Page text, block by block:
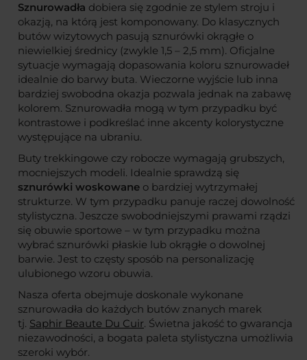
Sznurowadła dobiera się zgodnie ze stylem stroju i
okazją, na którą jest komponowany. Do klasycznych
butów wizytowych pasują sznurówki okrągłe o
niewielkiej średnicy (zwykle 1,5 – 2,5 mm). Oficjalne
sytuacje wymagają dopasowania koloru sznurowadeł
idealnie do barwy buta. Wieczorne wyjście lub inna
bardziej swobodna okazja pozwala jednak na zabawę
kolorem. Sznurowadła mogą w tym przypadku być
kontrastowe i podkreślać inne akcenty kolorystyczne
występujące na ubraniu.
Buty trekkingowe czy robocze wymagają grubszych,
mocniejszych modeli. Idealnie sprawdzą się
sznurówki woskowane o bardziej wytrzymałej
strukturze. W tym przypadku panuje raczej dowolność
stylistyczna. Jeszcze swobodniejszymi prawami rządzi
się obuwie sportowe – w tym przypadku można
wybrać sznurówki płaskie lub okrągłe o dowolnej
barwie. Jest to częsty sposób na personalizację
ulubionego wzoru obuwia.
Nasza oferta obejmuje doskonale wykonane
sznurowadła do każdych butów znanych marek
tj. Saphir Beaute Du Cuir. Świetna jakość to gwarancja
niezawodności, a bogata paleta stylistyczna umożliwia
szeroki wybór.